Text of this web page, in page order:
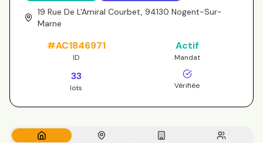
19 Rue De L'Amiral Courbet, 94130 Nogent-Sur-
Marne
#AC1846971
ID
Actif
Mandat
33
lots Vérifiée